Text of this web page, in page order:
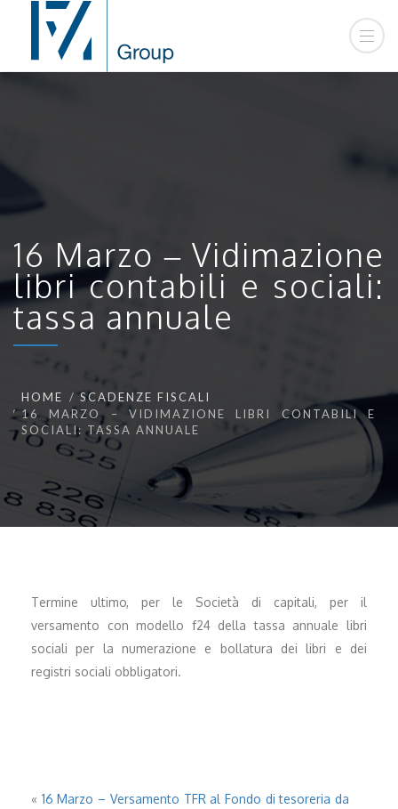
16 Marzo – Vidimazione
libri contabili e sociali:
tassa annuale
HOME
SCADENZE FISCALI
16 MARZO – VIDIMAZIONE LIBRI CONTABILI E
SOCIALI: TASSA ANNUALE
Termine ultimo, per le Società di capitali, per il
versamento con modello f24 della tassa annuale libri
sociali per la numerazione e bollatura dei libri e dei
registri sociali obbligatori.
« 16 Marzo – Versamento TFR al Fondo di tesoreria da